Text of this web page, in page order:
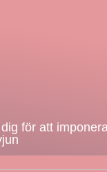
för att